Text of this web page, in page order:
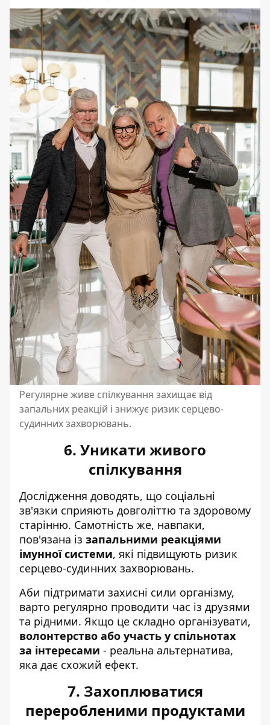
Регулярне живе спілкування захищає від
запальних реакцій і знижує ризик серцево-
судинних захворювань.
6. Уникати живого
спілкування
Дослідження доводять, що соціальні
зв'язки сприяють довголіттю та здоровому
старінню. Самотність же, навпаки,
пов'язана із запальними реакціями
імунної системи, які підвищують ризик
серцево-судинних захворювань.
Аби підтримати захисні сили організму,
варто регулярно проводити час із друзями
та рідними. Якщо це складно організувати,
волонтерство або участь у спільнотах
за інтересами - реальна альтернатива,
яка дає схожий ефект.
7. Захоплюватися
переробленими продуктами